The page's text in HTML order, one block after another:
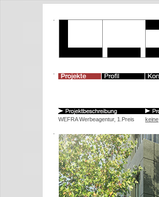
WEFRA Werbeagentur, 1.Preis keine